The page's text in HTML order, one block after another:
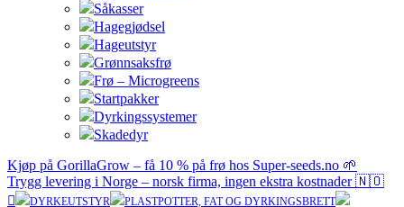
Såkasser
Hagegjødsel
Hageutstyr
Grønnsaksfrø
Frø – Microgreens
Startpakker
Dyrkingssystemer
Skadedyr
Kjøp på GorillaGrow – få 10 % på frø hos Super-seeds.no 🌱
Trygg levering i Norge – norsk firma, ingen ekstra kostnader 🇳🇴
DYRKEUTSTYR PLASTPOTTER, FAT OG DYRKINGSBRETT